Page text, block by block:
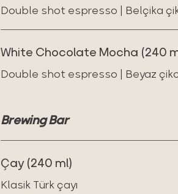
Double shot espresso | Belçika
White Chocolate Mocha (240
Double shot espresso | Beyaz
Brewing Bar
Çay (240 ml)
Klasik Türk çayı